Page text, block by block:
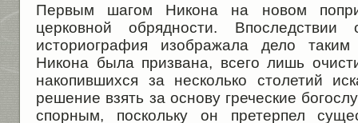
Первым шагом Никона на новом
церковной обрядности. Впоследствии
историография изображала дело
Никона была призвана, всего лишь
накопившихся за несколько столетий
решение взять за основу греческие
спорным, поскольку он претерпел